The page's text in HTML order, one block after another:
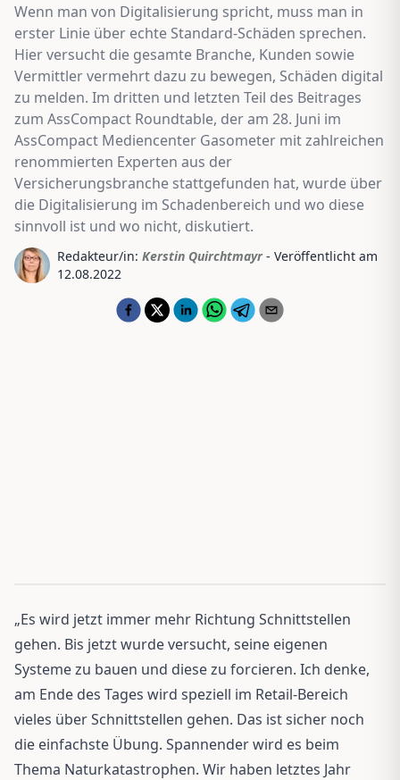
Wenn man von Digitalisierung spricht, muss man in
erster Linie über echte Standard-Schäden sprechen.
Hier versucht die gesamte Branche, Kunden sowie
Vermittler vermehrt dazu zu bewegen, Schäden digital
zu melden. Im dritten und letzten Teil des Beitrages
zum AssCompact Roundtable, der am 28. Juni im
AssCompact Mediencenter Gasometer mit zahlreichen
renommierten Experten aus der
Versicherungsbranche stattgefunden hat, wurde über
die Digitalisierung im Schadenbereich und wo diese
sinnvoll ist und wo nicht, diskutiert.
Redakteur/in: Kerstin Quirchtmayr - Veröffentlicht am
12.08.2022
„Es wird jetzt immer mehr Richtung Schnittstellen
gehen. Bis jetzt wurde versucht, seine eigenen
Systeme zu bauen und diese zu forcieren. Ich denke,
am Ende des Tages wird speziell im Retail-Bereich
vieles über Schnittstellen gehen. Das ist sicher noch
die einfachste Übung. Spannender wird es beim
Thema Naturkatastrophen. Wir haben letztes Jahr